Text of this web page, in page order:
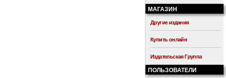
МАГАЗИН
Другие издания
Купить онлайн
Издательская Группа
ПОЛЬЗОВАТЕЛИ